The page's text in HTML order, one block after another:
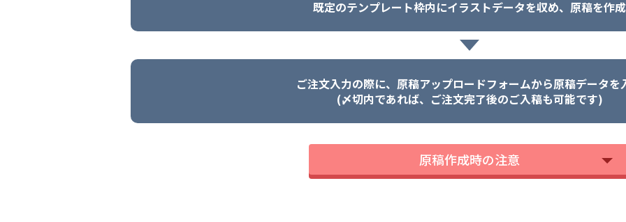
既定のテンプレート枠内にイラストデータを収め、原稿を作成
ご注文入力の際に、原稿アップロードフォームから原稿データを
(〆切内であれば、ご注文完了後のご入稿も可能です)
原稿作成時の注意